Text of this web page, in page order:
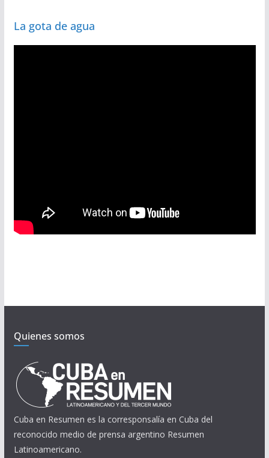
La gota de agua
Quienes somos
Cuba en Resumen es la corresponsalía en Cuba del
reconocido medio de prensa argentino Resumen
Latinoamericano.